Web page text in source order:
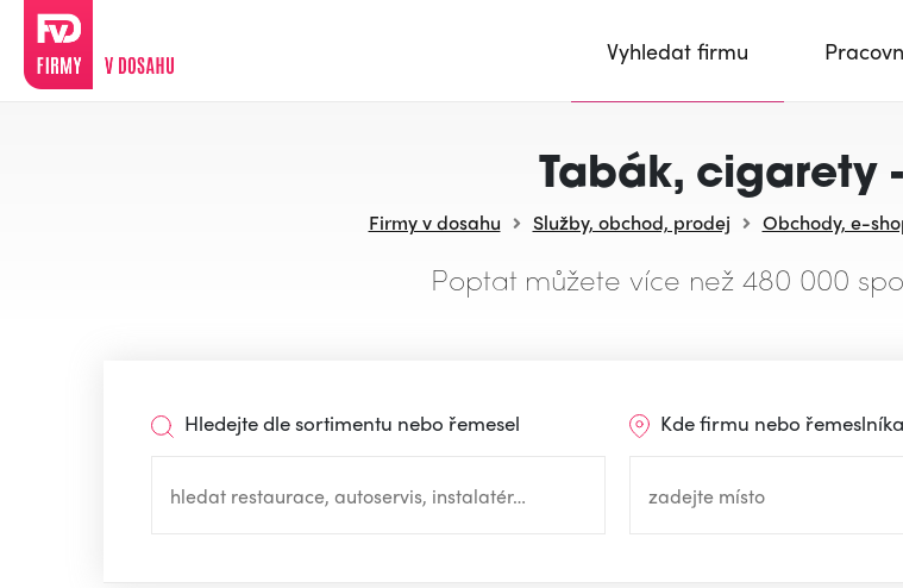
Vyhledat firmu
Tabák, cigarety
Firmy v dosahu Služby, obchod, prodej Obchody, e-
Poptat můžete více než 480 000
Hledejte dle sortimentu nebo řemesel Kde firmu nebo